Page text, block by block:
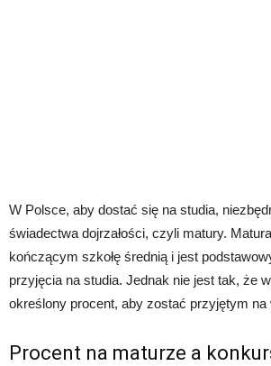
W Polsce, aby dostać się na studia,
świadectwa dojrzałości, czyli matury.
kończącym szkołę średnią i jest
przyjęcia na studia. Jednak nie jest tak, że
określony procent, aby zostać przyjętym na
Procent na maturze a